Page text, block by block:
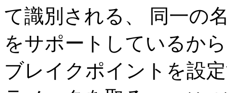
て識別される、 同一の
をサポートしているか
ブレイクポイントを設